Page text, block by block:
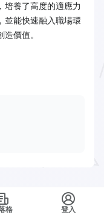
格 登入
培養了高度的適應力
並能快速融入職場環
價值。